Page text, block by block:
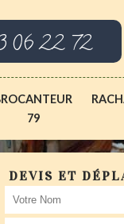
06 22 72
79
DEVIS ET